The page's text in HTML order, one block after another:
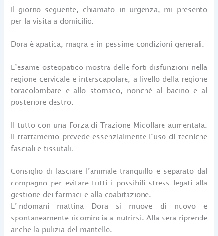
Il giorno seguente, chiamato in urgenza, mi presento
per la visita a domicilio.
Dora è apatica, magra e in pessime condizioni generali.
L’esame osteopatico mostra delle forti disfunzioni nella
regione cervicale e interscapolare, a livello della regione
toracolombare e allo stomaco, nonché al bacino e al
posteriore destro.
Il tutto con una Forza di Trazione Midollare aumentata.
Il trattamento prevede essenzialmente l’uso di tecniche
fasciali e tissutali.
Consiglio di lasciare l’animale tranquillo e separato dal
compagno per evitare tutti i possibili stress legati alla
gestione dei farmaci e alla coabitazione.
L’indomani mattina Dora si muove di nuovo e
spontaneamente ricomincia a nutrirsi. Alla sera riprende
anche la pulizia del mantello.